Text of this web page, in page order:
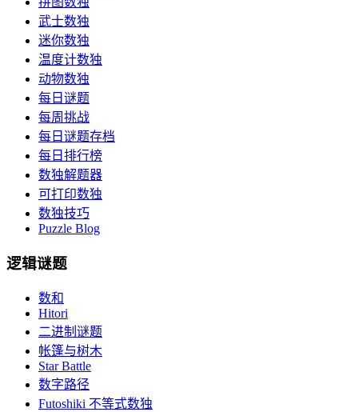
武士数独
迷你数独
温度计数独
动物数独
每日谜题
每周挑战
每日谜题存档
每日排行榜
数独解题器
可打印数独
数独技巧
Puzzle Blog
逻辑谜题
数和
Hitori
二进制谜题
帐篷与树木
Star Battle
数字路径
Futoshiki 不等式数独